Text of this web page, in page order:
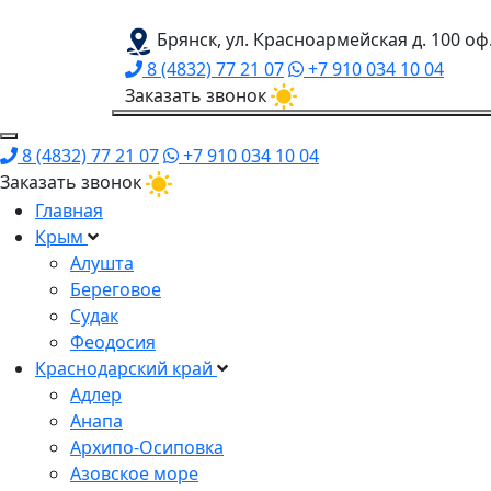
Брянск, ул. Красноармейская д. 100
8 (4832) 77 21 07
+7 910 034 10 04
Заказать звонок
8 (4832) 77 21 07
+7 910 034 10 04
Заказать звонок
Главная
Крым
Алушта
Береговое
Судак
Феодосия
Краснодарский край
Адлер
Анапа
Архипо-Осиповка
Азовское море